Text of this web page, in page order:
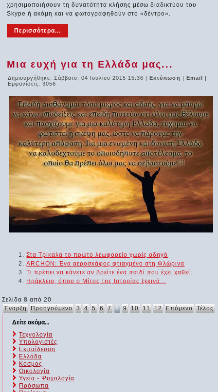
χρησιμοποιήσουν τη δυνατότητα κλήσης μέσω διαδικτύου του
Skype ή ακόμη και να φωτογραφηθούν στο «δέντρο».
Περισσότερα...
Μια ευχή για τη Ελλάδα μας...
Δημιουργήθηκε: Σάββατο, 04 Ιουλίου 2015 15:36 |Εκτύπωση |Email |
Εμφανίσεις: 3056
Στα Τρίκαλα το πρώτο λεωφορείο χωρίς οδηγό
ARCHON: Ένα αεροσκάφος φτιαγμένο στη Φλώρινα
Τι πρέπει να κάνετε αν βρείτε ένα παιδί που έχει χαθεί;
Ηράκλειο, όπου ο Μίτος της Ιστορίας ξεκινά...
Σελίδα 8 από 20
Έναρξη Προηγούμενο 3 4 5 6 7 8 9 10 11 12 Επόμενο Τέλος
Δείτε ακόμα...
Τεχνολογία
Υπολογιστές
Εκπαίδευση
Ελλάδα
Κόσμος
Οικολογία
Υγεία - Ψυχολογία
Πρόσωπα